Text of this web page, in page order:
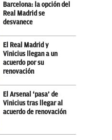
Barcelona: la opción del
Real Madrid se
desvanece
El Real Madrid y
Vinicius llegan a un
acuerdo por su
renovación
El Arsenal ‘pasa’ de
Vinicius tras llegar al
acuerdo de renovación